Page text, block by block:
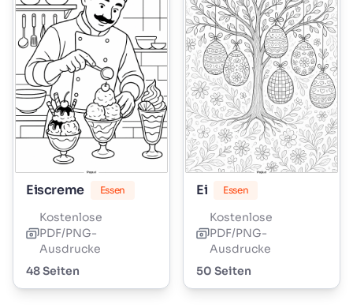
Eiscreme Essen
Kostenlose
PDF/PNG-
Ausdrucke
48 Seiten
Ei Essen
Kostenlose
PDF/PNG-
Ausdrucke
50 Seiten